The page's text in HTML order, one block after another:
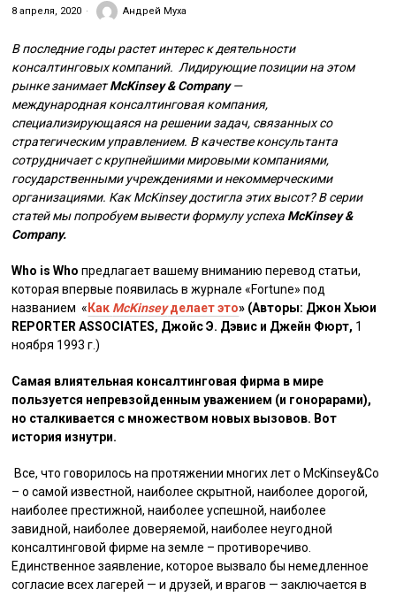
8 апреля, 2020 Андрей Муха
В последние годы растет интерес к деятельности
консалтинговых компаний. Лидирующие позиции на этом
рынке занимаетMcKinsey & Company—
международная консалтинговая компания,
специализирующаяся на решении задач, связанных со
стратегическим управлением. В качестве консультанта
сотрудничает с крупнейшими мировыми компаниями,
государственными учреждениями и некоммерческими
организациями. Как McKinsey достигла этих высот? В серии
статей мы попробуем вывести формулу успеха McKinsey &
Company.
Who is Whoпредлагает вашему вниманию перевод статьи,
которая впервые появилась в журнале «Fortune» под
названием « Как McKinseyделает это» (Авторы: Джон Хьюи
REPORTER ASSOCIATES, Джойс Э. Дэвис и Джейн Фюрт, 1
ноября 1993 г.)
Самая влиятельная консалтинговая фирма в мире
пользуется непревзойденным уважением (и гонорарами),
но сталкивается с множеством новых вызовов. Вот
история изнутри.
Все, что говорилось на протяжении многих лет о McKinsey&Co
– о самой известной, наиболее скрытной, наиболее дорогой,
наиболее престижной, наиболее успешной, наиболее
завидной, наиболее доверяемой, наиболее неугодной
консалтинговой фирме на земле – противоречиво.
Единственное заявление, которое вызвало бы немедленное
согласие всех лагерей — и друзей, и врагов — заключается в